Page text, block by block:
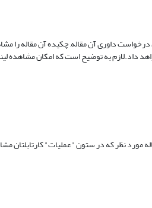
داوری آن مقاله, چکیده آن مقاله را
داد.لازم به توضیح است که امکان
نظر که در ستون "عملیات" کارتابلتان